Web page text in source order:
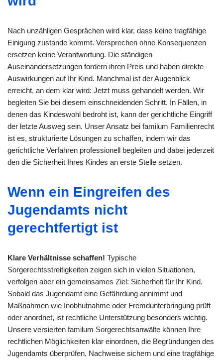
Nach unzähligen Gesprächen wird klar, dass keine tragfähige
Einigung zustande kommt. Versprechen ohne Konsequenzen
ersetzen keine Verantwortung. Die ständigen
Auseinandersetzungen fordern ihren Preis und haben direkte
Auswirkungen auf Ihr Kind. Manchmal ist der Augenblick
erreicht, an dem klar wird: Jetzt muss gehandelt werden. Wir
begleiten Sie bei diesem einschneidenden Schritt. In Fällen, in
denen das Kindeswohl bedroht ist, kann der gerichtliche Eingriff
der letzte Ausweg sein. Unser Ansatz bei familum Familienrecht
ist es, strukturierte Lösungen zu schaffen, indem wir das
gerichtliche Verfahren professionell begleiten und dabei jederzeit
den die Sicherheit Ihres Kindes an erste Stelle setzen.
Wenn ein Eingreifen des
Jugendamts nicht
gerechtfertigt ist
Klare Verhältnisse schaffen! Typische
Sorgerechtsstreitigkeiten zeigen sich in vielen Situationen,
verfolgen aber ein gemeinsames Ziel: Sicherheit für Ihr Kind.
Sobald das Jugendamt eine Gefährdung annimmt und
Maßnahmen wie Inobhutnahme oder Fremdunterbringung prüft
oder anordnet, ist rechtliche Unterstützung besonders wichtig.
Unsere versierten familum Sorgerechtsanwälte können Ihre
rechtlichen Möglichkeiten klar einordnen, die Begründungen des
Jugendamts überprüfen, Nachweise sichern und eine tragfähige